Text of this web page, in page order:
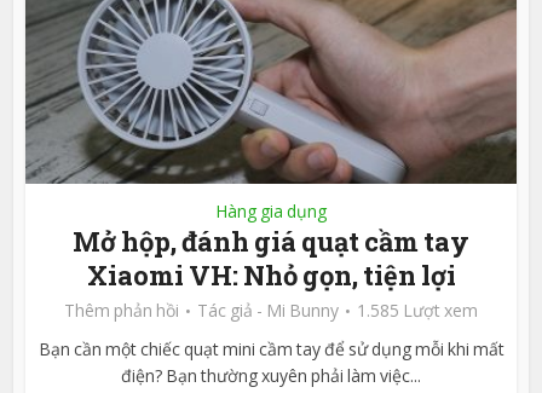
Hàng gia dụng
Mở hộp, đánh giá quạt cầm tay
Xiaomi VH: Nhỏ gọn, tiện lợi
Thêm phản hồi Tác giả - Mi Bunny
1.585 Lượt xem
Bạn cần một chiếc quạt mini cầm tay để sử dụng mỗi khi mất
điện? Bạn thường xuyên phải làm việc...